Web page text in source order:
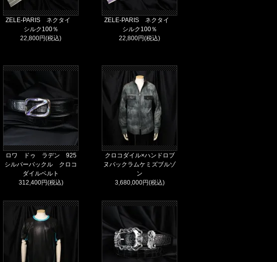
ZELE-PARIS ネクタイ
シルク100％
22,800円(税込)
ZELE-PARIS ネクタイ
シルク100％
22,800円(税込)
ロワ ドゥ ラデン 925
シルバーバックル クロコ
ダイルベルト
312,400円(税込)
クロコダイル×ハンドロブ
ヌバックラムケミズブルゾ
ン
3,680,000円(税込)